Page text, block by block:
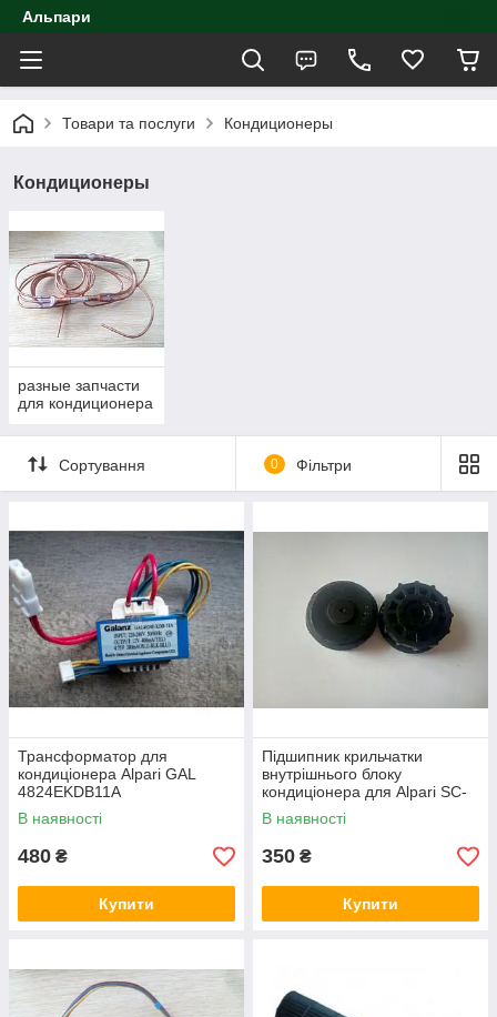
Альпари
Товари та послуги Кондиционеры
Кондиционеры
разные запчасти
для кондиционера
Сортування 0 Фільтри
Трансформатор для
кондиціонера Alpari GAL
4824EKDB11A
В наявності
480 ₴
Купити
Підшипник крильчатки
внутрішнього блоку
кондиціонера для Alpari SC-
0902
В наявності
350 ₴
Купити